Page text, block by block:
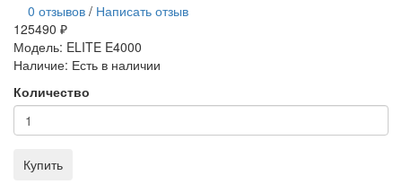
0 отзывов / Написать отзыв
125490 ₽
Модель: ELITE E4000
Наличие: Есть в наличии
Количество
Купить